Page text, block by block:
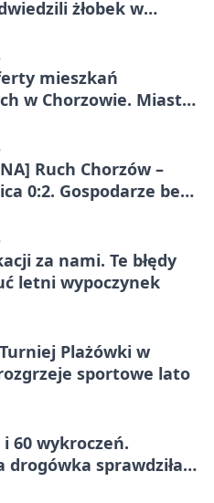
żłobek w
mieszkań
w Chorzowie. Miasto
Ruch Chorzów –
0:2. Gospodarze bez
za nami. Te błędy
letni wypoczynek
Plażówki w
sportowe lato
60 wykroczeń.
drogówka sprawdziła